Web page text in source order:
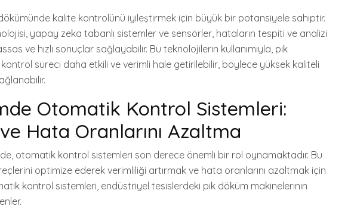
kalite kontrolünü iyileştirmek için büyük bir potansiyele sahiptir.
yapay zeka tabanlı sistemler ve sensörler, hataların tespiti ve analizi
ve hızlı sonuçlar sağlayabilir. Bu teknolojilerin kullanımıyla, pik
süreci daha etkili ve verimli hale getirilebilir, böylece yüksek kaliteli
Otomatik Kontrol Sistemleri:
Hata Oranlarını Azaltma
otomatik kontrol sistemleri son derece önemli bir rol oynamaktadır. Bu
optimize ederek verimliliği artırmak ve hata oranlarını azaltmak için
kontrol sistemleri, endüstriyel tesislerdeki pik döküm makinelerinin